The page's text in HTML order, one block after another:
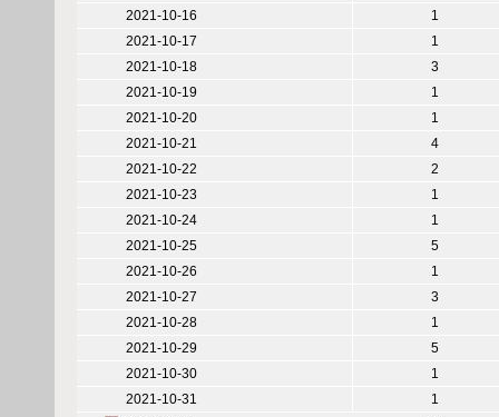
2021-10-16
1
2021-10-17
1
2021-10-18
3
2021-10-19
1
2021-10-20
1
2021-10-21
4
2021-10-22
2
2021-10-23
1
2021-10-24
1
2021-10-25
5
2021-10-26
1
2021-10-27
3
2021-10-28
1
2021-10-29
5
2021-10-30
1
2021-10-31
1